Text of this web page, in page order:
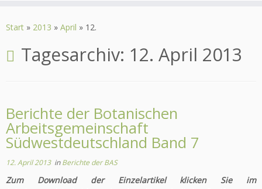
Inhalt
Start » 2013 » April » 12.
Tagesarchiv: 12. April 2013
Berichte der Botanischen
Arbeitsgemeinschaft
Südwestdeutschland Band 7
12. April 2013inBerichte der BAS
Zum Download der Einzelartikel klicken Sie im